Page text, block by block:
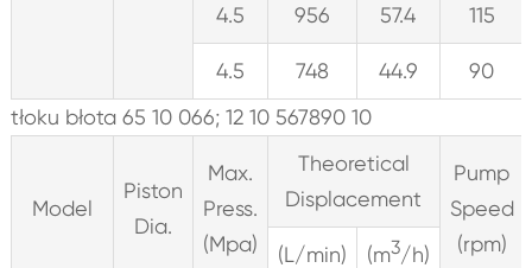
4.5 956 57.4 115
4.5 748 44.9
90
tłoku błota 65 10 066; 12 10 567890 10
Model
Piston
Dia.
Max.
Press.
(Mpa)
Theoretical
Displacement
Pump
Speed
(rpm)
(L/min) (m3/h)